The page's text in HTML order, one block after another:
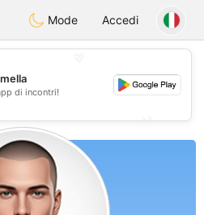
KuwaitChat
Mode Accedi
di incontri!